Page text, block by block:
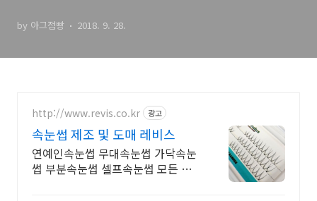
by 아그점빵 2018. 9. 28.
http://www.revis.co.kr 광고
속눈썹 제조 및 도매 레비스
연예인속눈썹 무대속눈썹 가닥속눈
썹 부분속눈썹 셀프속눈썹 모든 속